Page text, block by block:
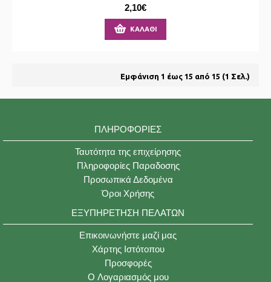
2,10€
ΚΑΛΆΘΙ
Εμφάνιση 1 έως 15 από 15 (1 Σελ.)
ΠΛΗΡΟΦΟΡΊΕΣ
Ταυτότητα της επιχείρησης
Πληροφορίες Παραδοσης
Προσωπικά Δεδομένα
Όροι Χρήσης
ΕΞΥΠΗΡΈΤΗΣΗ ΠΕΛΑΤΏΝ
Επικοινωνήστε μαζί μας
Χάρτης Ιστότοπου
Προσφορές
O Λογαριασμός μου